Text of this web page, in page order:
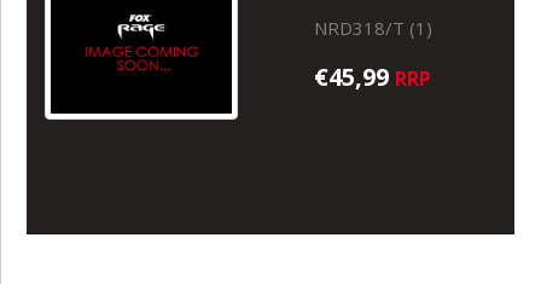
NRD318/T (1)
€45,99 RRP